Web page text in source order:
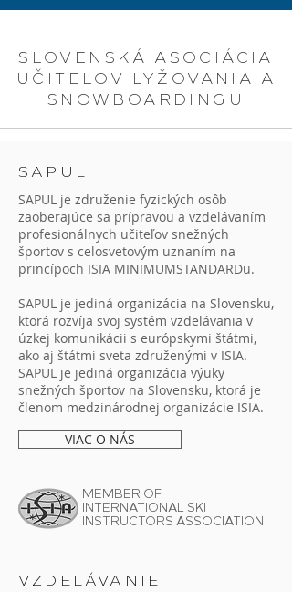
SLOVENSKÁ ASOCIÁCIA
UČITEĽOV LYŽOVANIA A
SNOWBOARDINGU
SAPUL
SAPUL je združenie fyzických osôb
zaoberajúce sa prípravou a vzdelávaním
profesionálnych učiteľov snežných
športov s celosvetovým uznaním na
princípoch ISIA MINIMUMSTANDARDu.
SAPUL je jediná organizácia na Slovensku,
ktorá rozvíja svoj systém vzdelávania v
úzkej komunikácii s európskymi štátmi,
ako aj štátmi sveta združenými v ISIA.
SAPUL je jediná organizácia výuky
snežných športov na Slovensku, ktorá je
členom medzinárodnej organizácie ISIA.
VIAC O NÁS
MEMBER OF
INTERNATIONAL SKI
INSTRUCTORS ASSOCIATION
VZDELÁVANIE